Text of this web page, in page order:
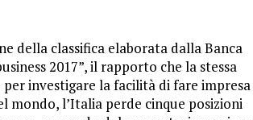
della classifica elaborata dalla Banca
2017”, il rapporto che la stessa
investigare la facilità di fare impresa
mondo, l’Italia perde cinque posizioni